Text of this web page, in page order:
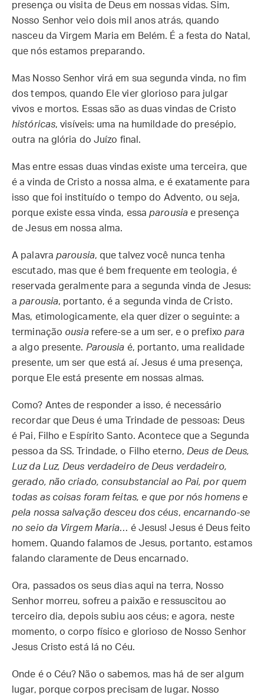
presença ou visita de Deus em nossas vidas. Sim,
Nosso Senhor veio dois mil anos atrás, quando
nasceu da Virgem Maria em Belém. É a festa do Natal,
que nós estamos preparando.
Mas Nosso Senhor virá em sua segunda vinda, no fim
dos tempos, quando Ele vier glorioso para julgar
vivos e mortos. Essas são as duas vindas de Cristo
históricas, visíveis: uma na humildade do presépio,
outra na glória do Juízo final.
Mas entre essas duas vindas existe uma terceira, que
é a vinda de Cristo a nossa alma, e é exatamente para
isso que foi instituído o tempo do Advento, ou seja,
porque existe essa vinda, essaparousiae presença
de Jesus em nossa alma.
A palavra parousia, que talvez você nunca tenha
escutado, mas que é bem frequente em teologia, é
reservada geralmente para a segunda vinda de Jesus:
aparousia, portanto, é a segunda vinda de Cristo.
Mas, etimologicamente, ela quer dizer o seguinte: a
terminação ousiarefere-se a um ser, e o prefixo para
a algo presente. Parousia é, portanto, uma realidade
presente, um ser que está aí. Jesus é uma presença,
porque Ele está presente em nossas almas.
Como? Antes de responder a isso, é necessário
recordar que Deus é uma Trindade de pessoas: Deus
é Pai, Filho e Espírito Santo. Acontece que a Segunda
pessoa da SS. Trindade, o Filho eterno, Deus de Deus,
Luz da Luz, Deus verdadeiro de Deus verdadeiro,
gerado, não criado, consubstancial ao Pai, por quem
todas as coisas foram feitas, e que por nós homens e
pela nossa salvação desceu dos céus, encarnando-se
no seio da Virgem Maria… é Jesus! Jesus é Deus feito
homem. Quando falamos de Jesus, portanto, estamos
falando claramente de Deus encarnado.
Ora, passados os seus dias aqui na terra, Nosso
Senhor morreu, sofreu a paixão e ressuscitou ao
terceiro dia, depois subiu aos céus; e agora, neste
momento, o corpo físico e glorioso de Nosso Senhor
Jesus Cristo está lá no Céu.
Onde é o Céu? Não o sabemos, mas há de ser algum
lugar, porque corpos precisam de lugar. Nosso